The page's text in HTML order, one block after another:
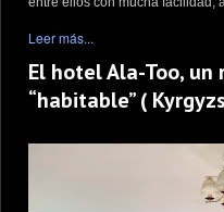
Leer más...
El hotel Ala-Too,
“habitable” (